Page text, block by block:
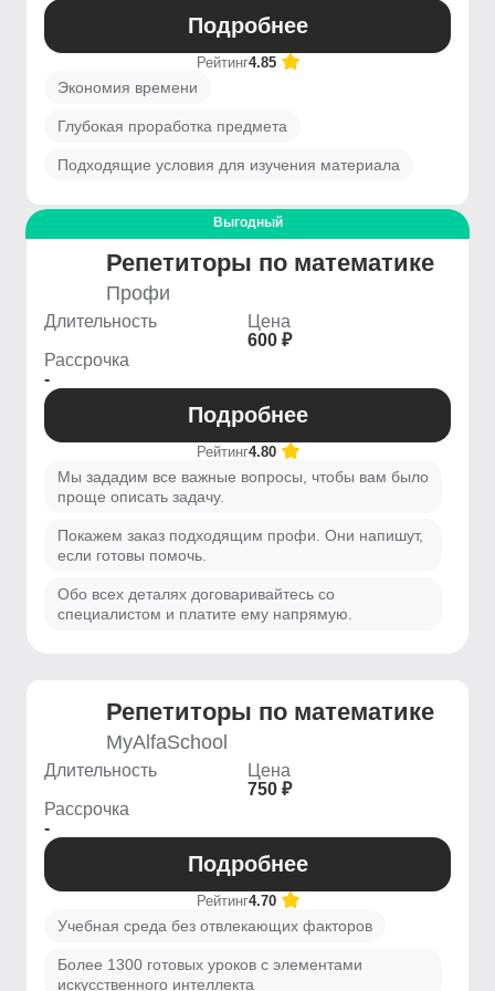
Подробнее
Рейтинг4.85
Экономия времени
Глубокая проработка предмета
Подходящие условия для изучения материала
Выгодный
Репетиторы по математике
Профи
Длительность
Цена
600 ₽
Рассрочка
-
Подробнее
Рейтинг4.80
Мы зададим все важные вопросы, чтобы вам было
проще описать задачу.
Покажем заказ подходящим профи. Они напишут,
если готовы помочь.
Обо всех деталях договаривайтесь со
специалистом и платите ему напрямую.
Репетиторы по математике
MyAlfaSchool
Длительность
Цена
750 ₽
Рассрочка
-
Подробнее
Рейтинг4.70
Учебная среда без отвлекающих факторов
Более 1300 готовых уроков с элементами
искусственного интеллекта